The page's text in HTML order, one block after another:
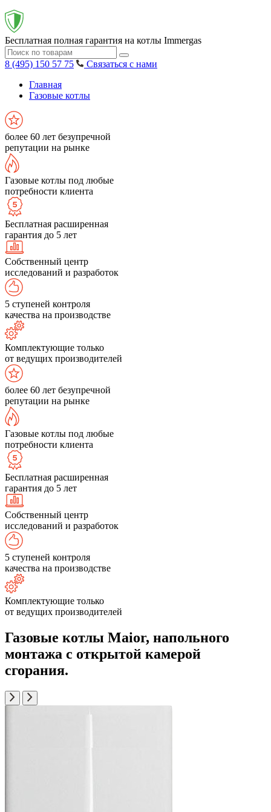
Бесплатная полная гарантия на котлы Immergas
8 (495) 150 57 75
Связаться с нами
Главная
Газовые котлы
более 60 лет безупречной
репутации на рынке
Газовые котлы под любые
потребности клиента
Бесплатная расширенная
гарантия до 5 лет
Собственный центр
исследований и разработок
5 ступеней контроля
качества на производстве
Комплектующие только
от ведущих производителей
более 60 лет безупречной
репутации на рынке
Газовые котлы под любые
потребности клиента
Бесплатная расширенная
гарантия до 5 лет
Собственный центр
исследований и разработок
5 ступеней контроля
качества на производстве
Комплектующие только
от ведущих производителей
Газовые котлы Maior, напольного
монтажа с открытой камерой
сгорания.